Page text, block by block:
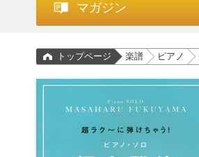
マガジン
トップページ 楽譜 ピアノ